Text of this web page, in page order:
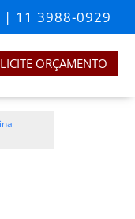
| 11 3988-0929
ORÇAMENTO